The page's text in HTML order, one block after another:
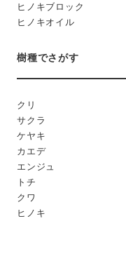
ヒノキブロック
ヒノキオイル
樹種でさがす
クリ
サクラ
ケヤキ
カエデ
エンジュ
トチ
クワ
ヒノキ